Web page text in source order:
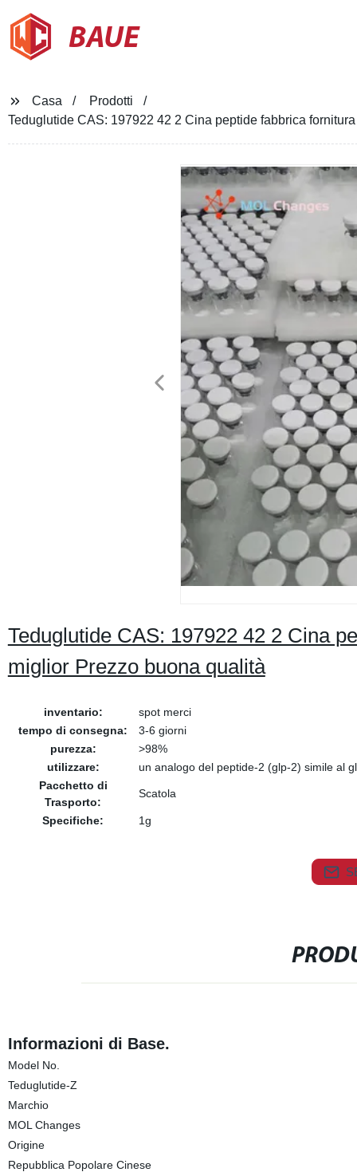
BAUE
Casa
Prodotti
Teduglutide CAS: 197922 42 2 Cina peptide fabbrica
Teduglutide CAS: 197922 42 2 Cina
miglior Prezzo buona qualità
inventario:
spot merci
tempo di consegna:
3-6 giorni
purezza:
>98%
utilizzare:
un analogo del peptide-2 (glp-2) simile al
Pacchetto di
Trasporto:
Scatola
Specifiche: 1g
Informazioni di Base.
Model No.
Teduglutide-Z
Marchio
MOL Changes
Origine
Repubblica Popolare Cinese